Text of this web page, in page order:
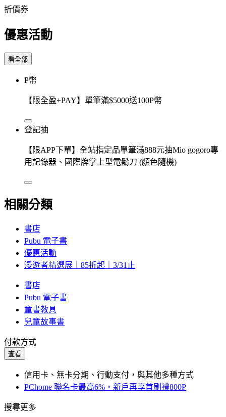
折價券
優惠活動
看全部
P幣
【限全盈+PAY】單筆滿$5000送100P幣
登記抽
【限APP下單】全站指定品單筆滿888元抽Mio gogoro專
用記錄器、國際牌掌上型電鬍刀 (顏色隨機)
相關分類
書店
Pubu 電子書
優惠活動
漫遊者精選展｜85折起｜3/31止
書店
Pubu 電子書
童書教具
兒童故事書
付款方式
查看
信用卡、無卡分期、行動支付，與其他多種方式
PChome 聯名卡最高6%，新戶再享首刷禮800P
搜尋更多